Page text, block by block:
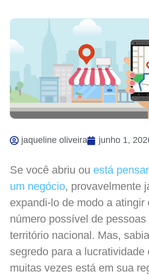
jaqueline oliveira junho 1,
Se você abriu ou está
um negócio, provavelmente
expandi-lo de modo a atingir
número possível de
território nacional. Mas,
segredo para a lucratividade
muitas vezes está em sua